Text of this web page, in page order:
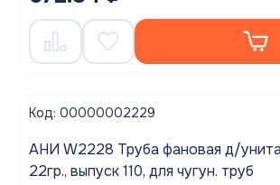
Код: 00000002229
АНИ W2228 Труба фановая д/
22гр., выпуск 110, для чугун. труб